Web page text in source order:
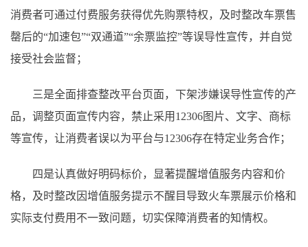
消费者可通过付费服务获得优先购票特权，及时整改车票售
罄后的“加速包”“双通道”“余票监控”等误导性宣传，并自觉
接受社会监督；
三是全面排查整改平台页面，下架涉嫌误导性宣传的产
品，调整页面宣传内容，禁止采用12306图片、文字、商标
等宣传，让消费者误以为平台与12306存在特定业务合作；
四是认真做好明码标价，显著提醒增值服务内容和价
格，及时整改因增值服务提示不醒目导致火车票展示价格和
实际支付费用不一致问题，切实保障消费者的知情权。